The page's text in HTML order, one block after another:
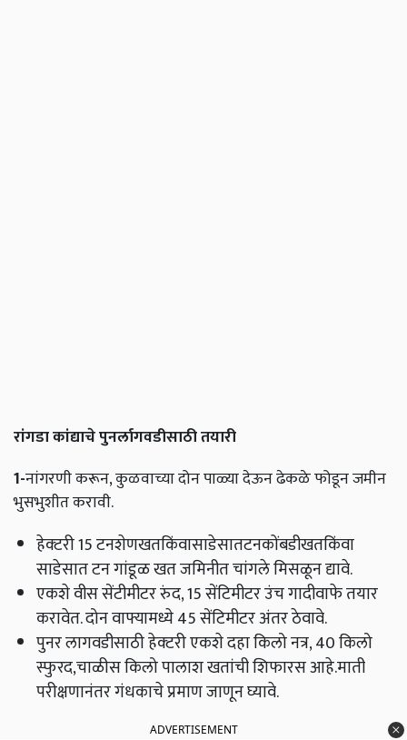
रांगडा कांद्याचे पुनर्लागवडीसाठी तयारी
1-नांगरणी करून, कुळवाच्या दोन पाळ्या देऊन ढेकळे फोडून जमीन
भुसभुशीत करावी.
हेक्‍टरी 15 टनशेणखतकिंवासाडेसातटनकोंबडीखतकिंवा
साडेसात टन गांडूळ खत जमिनीत चांगले मिसळून द्यावे.
एकशे वीस सेंटीमीटर रुंद, 15 सेंटिमीटर उंच गादीवाफे तयार
करावेत. दोन वाफ्यामध्ये 45 सेंटिमीटर अंतर ठेवावे.
पुनर लागवडीसाठी हेक्‍टरी एकशे दहा किलो नत्र, 40 किलो
स्फुरद,चाळीस किलो पालाश खतांची शिफारस आहे.माती
परीक्षणानंतर गंधकाचे प्रमाण जाणून घ्यावे.
ADVERTISEMENT